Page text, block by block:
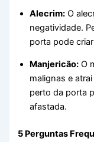
Alecrim: O
negatividade.
porta pode
Manjericão: O
malignas e
perto da porta
afastada.
5 Perguntas